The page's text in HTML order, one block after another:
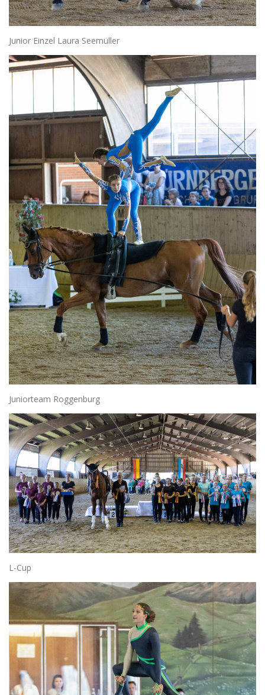
Junior Einzel Laura Seemüller
Juniorteam Roggenburg
L-Cup